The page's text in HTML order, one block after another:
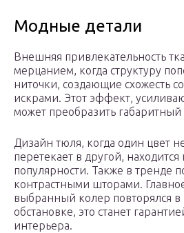
Модные детали
Внешняя привлекательность
мерцанием, когда структуру
ниточки, создающие схожесть
искрами. Этот эффект,
может преобразить габаритный
Дизайн тюля, когда один цвет
перетекает в другой, находится
популярности. Также в тренде
контрастными шторами.
выбранный колер повторялся в
обстановке, это станет
интерьера.